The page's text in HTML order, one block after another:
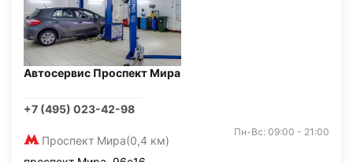
Автосервис Проспект Мира
+7 (495) 023-42-98
Проспект Мира(0,4 км)
Пн-Вс: 09:00 - 21:00